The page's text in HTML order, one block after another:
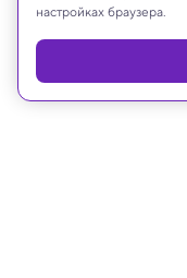
настройках браузера.